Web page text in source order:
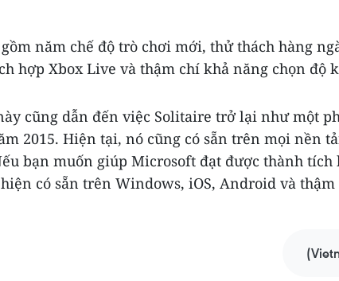
năm chế độ trò chơi mới, thử thách hàng
hợp Xbox Live và thậm chí khả năng chọn độ
cũng dẫn đến việc Solitaire trở lại như một
2015. Hiện tại, nó cũng có sẵn trên mọi nền
bạn muốn giúp Microsoft đạt được thành tích
có sẵn trên Windows, iOS, Android và